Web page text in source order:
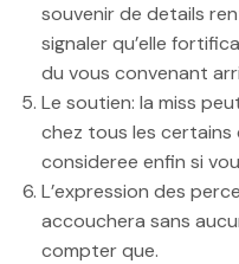
souvenir de details
signaler qu’elle
du vous convenant
Le soutien: la miss
chez tous les certains
consideree enfin si
L’expression des
accouchera sans
compter que.